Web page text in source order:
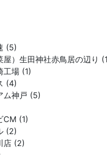
(5)
屋）生田神社赤鳥居の辺り
工場 (1)
(4)
ム神戸 (5)
CM (1)
(2)
店 (2)